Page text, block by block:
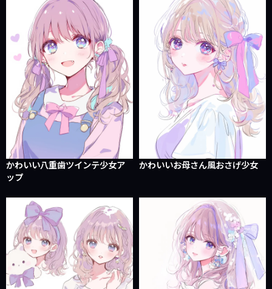
かわいい八重歯ツインテ少女ア
ップ
かわいいお母さん風おさげ少女